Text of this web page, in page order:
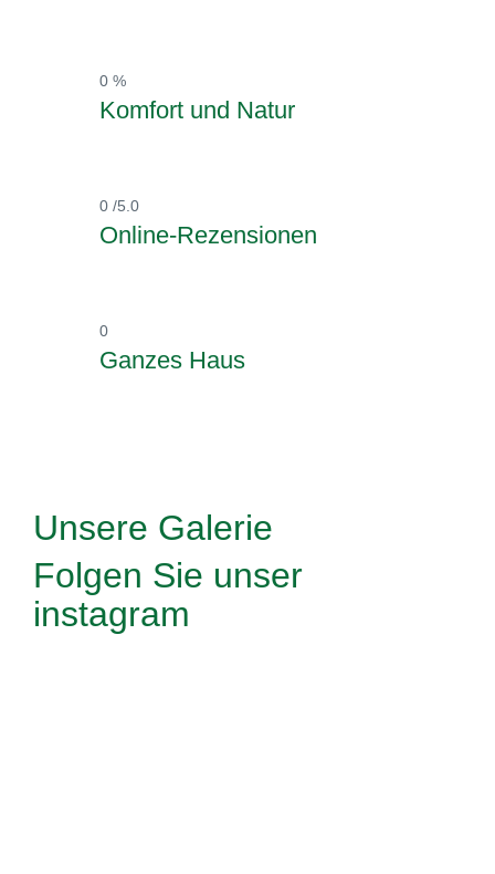
0 %
Komfort und Natur
0 /5.0
Online-Rezensionen
0
Ganzes Haus
Unsere Galerie
Folgen Sie unser
instagram